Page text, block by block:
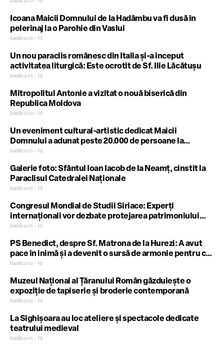
basilica.ro • 1d
Icoana Maicii Domnului de la Hadâmbu va fi dusă în
pelerinaj la o Parohie din Vaslui
basilica.ro • 1d
Un nou paraclis românesc din Italia și-a început
activitatea liturgică: Este ocrotit de Sf. Ilie Lăcătușu
basilica.ro • 1d
Mitropolitul Antonie a vizitat o nouă biserică din
Republica Moldova
basilica.ro • 1d
Un eveniment cultural-artistic dedicat Maicii
Domnului a adunat peste 20.000 de persoane la
Mănăstirea Izbuc
basilica.ro • 1d
Galerie foto: Sfântul Ioan Iacob de la Neamț, cinstit la
Paraclisul Catedralei Naționale
basilica.ro • 1d
Congresul Mondial de Studii Siriace: Experți
internaționali vor dezbate protejarea patrimoniului
creștin
basilica.ro • 1d
PS Benedict, despre Sf. Matrona de la Hurezi: A avut
pace în inimă și a devenit o sursă de armonie pentru cei
din jur
basilica.ro • 1d
Muzeul Național al Țăranului Român găzduiește o
expoziție de tapiserie și broderie contemporană
basilica.ro • 1d
La Sighișoara au loc ateliere și spectacole dedicate
teatrului medieval
basilica.ro • 1d